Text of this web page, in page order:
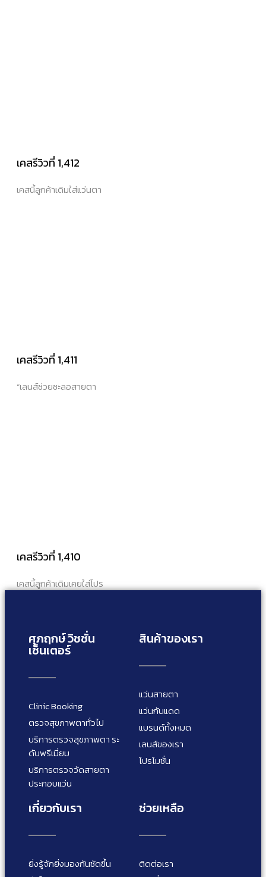
เคสรีวิวที่ 1,412
เคสนี้ลูกค้าเดิมใส่แว่นตา
เคสรีวิวที่ 1,411
“เลนส์ช่วยชะลอสายตา
เคสรีวิวที่ 1,410
เคสนี้ลูกค้าเดิมเคยใส่โปร
ศุภฤกษ์ วิชชั่น
เซ็นเตอร์
Clinic Booking
ตรวจสุขภาพตาทั่วไป
บริการตรวจสุขภาพตา ระ
ดับพรีเมี่ยม
บริการตรวจวัดสายตา
ประกอบแว่น
สินค้าของเรา
แว่นสายตา
แว่นกันแดด
แบรนด์ทั้งหมด
เลนส์ของเรา
โปรโมชั่น
เกี่ยวกับเรา
ยิ่งรู้จักยิ่งมองกันชัดขึ้น
ช่วยเหลือ
ติดต่อเรา